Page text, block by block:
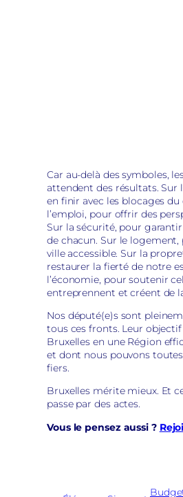
Car au-delà des symboles,
attendent des résultats. Sur
en finir avec les blocages
l’emploi, pour offrir des
Sur la sécurité, pour
de chacun. Sur le logement,
ville accessible. Sur la
restaurer la fierté de notre
l’économie, pour soutenir
entreprennent et créent de
Nos député(e)s sont
tous ces fronts. Leur
Bruxelles en une Région
et dont nous pouvons
fiers.
Bruxelles mérite mieux. Et
passe par des actes.
Vous le pensez aussi ?